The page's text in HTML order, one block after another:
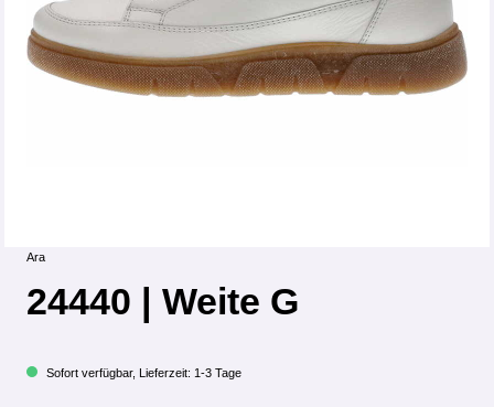
Ara
24440 | Weite G
Sofort verfügbar, Lieferzeit: 1-3 Tage